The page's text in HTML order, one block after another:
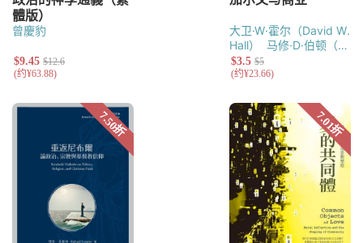
曾慶豹
大卫·W·霍尔（David W.
Hall）
马修·D·伯顿（
Matthew D. Burton）